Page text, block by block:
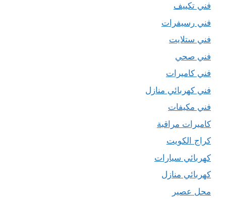
فني تكييف
فني رسيفرات
فني ستلايت
فني صحي
فني كاميرات
فني كهربائي منازل
فني مكيفات
كاميرات مراقبة
كراج الكويت
كهربائي سيارات
كهربائي منازل
محل عصير